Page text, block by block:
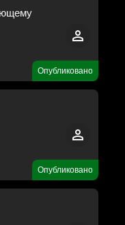
Опубликовано
Опубликовано